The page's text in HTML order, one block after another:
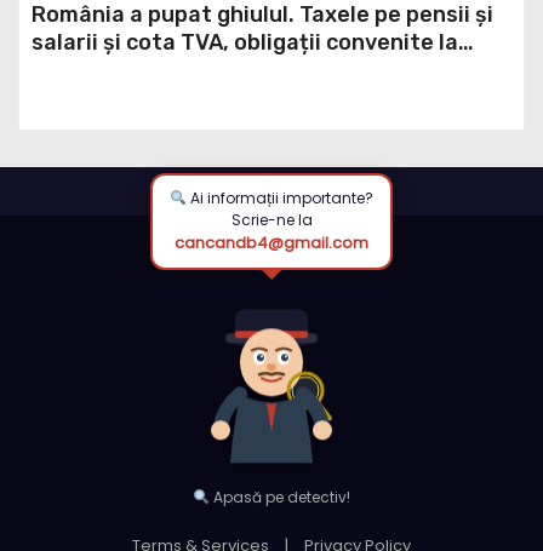
România a pupat ghiulul. Taxele pe pensii și
salarii și cota TVA, obligații convenite la
Ai informații importante?
Scrie-ne la
cancandb4@gmail.com
Apasă pe detectiv!
Terms & Services | Privacy Policy